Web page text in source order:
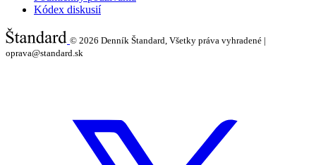
Kódex diskusií
© 2026 Denník Štandard, Všetky práva vyhradené |
oprava@standard.sk